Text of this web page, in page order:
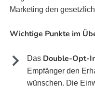
Marketing den
Wichtige Punkte im
Das Double-Opt-
Empfänger den
wünschen. Die